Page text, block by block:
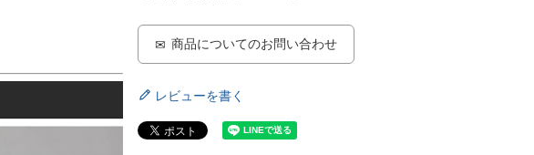
商品についてのお問い合わせ
レビューを書く